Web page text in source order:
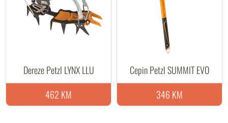
Dereze Petzl LYNX LLU
462 KM
Cepin Petzl SUMMIT EVO
346 KM